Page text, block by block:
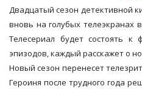
Двадцатый сезон детективной
вновь на голубых телеэкранах
Телесериал будет состоять
эпизодов, каждый расскажет о
Новый сезон перенесет
Героиня после трудного года